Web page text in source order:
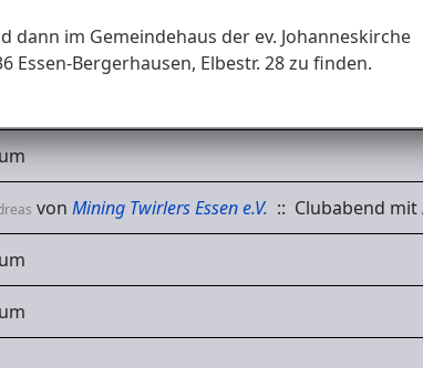
von Mining Twirlers Essen e.V. :: Clubabend mit
dann im Gemeindehaus der ev. Johanneskirche
Essen-Bergerhausen, Elbestr. 28 zu finden.